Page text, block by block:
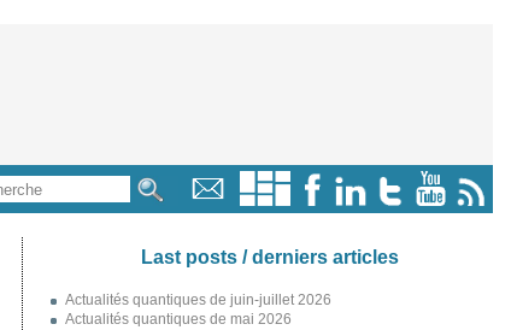
Last posts / derniers articles
Actualités quantiques de juin-juillet 2026
Actualités quantiques de mai 2026